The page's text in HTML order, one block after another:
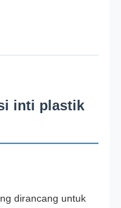
inti plastik
dirancang untuk